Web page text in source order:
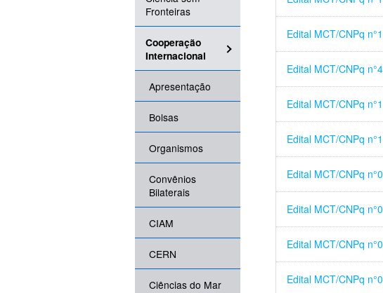
Fronteiras
Cooperação
Internacional
Apresentação
Bolsas
Organismos
Convênios
Bilaterais
CIAM
CERN
Ciências do Mar
Edital MCT/CNPq
Edital MCT/CNPq
Edital MCT/CNPq
Edital MCT/CNPq
Edital MCT/CNPq
Edital MCT/CNPq
Edital MCT/CNPq
Edital MCT/CNPq